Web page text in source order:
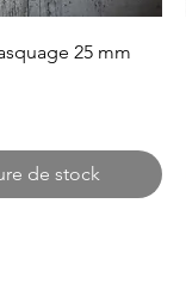
rapide25 mm
de stock